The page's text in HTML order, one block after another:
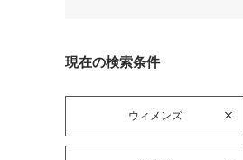
現在の検索条件
ウィメンズ